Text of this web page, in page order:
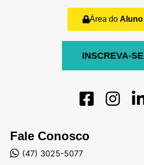
Fale Conosco
(47) 3025-5077
Área do Aluno
INSCREVA-SE